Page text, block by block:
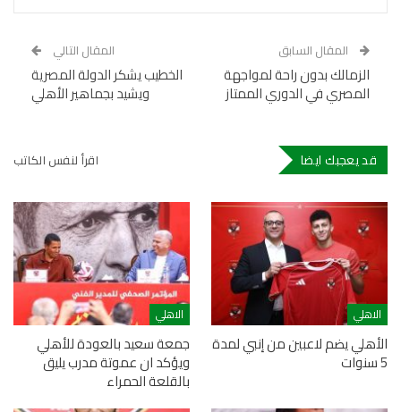
المقال السابق
الزمالك بدون راحة لمواجهة
المصري في الدوري الممتاز
المقال التالي
الخطيب يشكر الدولة المصرية
ويشيد بجماهير الأهلي
قد يعجبك ايضا اقرأ لنفس الكاتب
الاهلي
الأهلي يضم لاعبين من إنبي لمدة
5 سنوات
الاهلي
جمعة سعيد بالعودة للأهلي
ويؤكد ان عموتة مدرب يليق
بالقلعة الحمراء